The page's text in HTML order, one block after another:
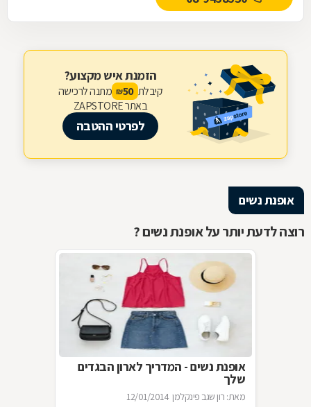
הזמנת איש מקצוע?
קיבלת 50
₪ מתנה לרכישה
באתר ZAPSTORE
לפרטי ההטבה
אופנת נשים
רוצה לדעת יותר על אופנת נשים ?
אופנת נשים - המדריך לארון הבגדים
שלך
מאת: רון שגב פינקלמן 12/01/2014